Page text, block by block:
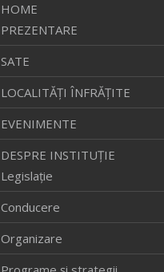
HOME
PREZENTARE
SATE
LOCALITĂŢI ÎNFRĂŢITE
EVENIMENTE
DESPRE INSTITUȚIE
Legislație
Conducere
Organizare